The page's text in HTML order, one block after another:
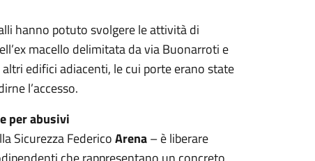
hanno potuto svolgere le attività di
macello delimitata da via Buonarroti e
edifici adiacenti, le cui porte erano state
l’accesso.
per abusivi
Sicurezza FedericoArena– è liberare